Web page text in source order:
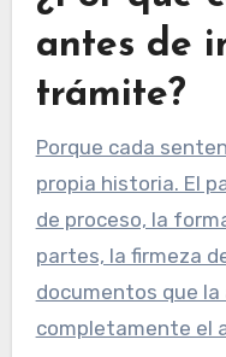
antes de
trámite?
Porque cada
propia historia. El
de proceso, la
partes, la firmeza
documentos que
completamente el